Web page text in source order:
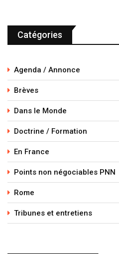
Catégories
Agenda / Annonce
Brèves
Dans le Monde
Doctrine / Formation
En France
Points non négociables PNN
Rome
Tribunes et entretiens